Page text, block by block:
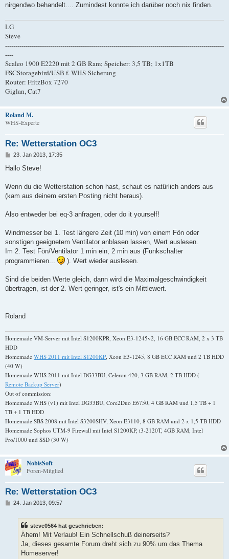
nirgendwo behandelt.... Zumindest konnte ich darüber noch nix finden.
LG
Steve
-----------------------------------------------------------------------------------------------------------
----
Scaleo 1900 E2220 mit 2 GB Ram; Speicher: 3,5 TB; 1x1TB
FSCStoragebird/USB f. WHS-Sicherung
Router: FritzBox 7270
Giglan, Cat7
Roland M.
WHS-Experte
Re: Wetterstation OC3
B
i
t
a
g
23. Jan 2013, 17:35
Hallo Steve!
Wenn du die Wetterstation schon hast, schaut es natürlich anders aus
(kam aus deinem ersten Posting nicht heraus).
Also entweder bei eq-3 anfragen, oder do it yourself!
Windmesser bei 1. Test längere Zeit (10 min) von einem Fön oder
sonstigen geeignetem Ventilator anblasen lassen, Wert auslesen.
Im 2. Test Fön/Ventilator 1 min ein, 2 min aus (Funkschalter
programmieren...
). Wert wieder auslesen.
Sind die beiden Werte gleich, dann wird die Maximalgeschwindigkeit
übertragen, ist der 2. Wert geringer, ist's ein Mittlewert.
Roland
Homemade VM-Server mit Intel S1200KPR, Xeon E3-1245v2, 16 GB ECC RAM, 2 x 3 TB
HDD
Homemade WHS 2011 mit Intel S1200KP , Xeon E3-1245, 8 GB ECC RAM und 2 TB HDD
(40 W)
Homemade WHS 2011 mit Intel DG33BU, Celeron 420, 3 GB RAM, 2 TB HDD (
Remote Backup Server)
Out of commission:
Homemade WHS (v1) mit Intel DG33BU, Core2Duo E6750, 4 GB RAM und 1,5 TB + 1
TB + 1 TB HDD
Homemade SBS 2008 mit Intel S3200SHV, Xeon E3110, 8 GB RAM und 2 x 1,5 TB HDD
Homemade Sophos UTM-9 Firewall mit Intel S1200KP, i3-2120T, 4GB RAM, Intel
Pro/1000 und SSD (30 W)
NobisSoft
Foren-Mitglied
Re: Wetterstation OC3
B24. Jan 2013, 09:57
steve0564 hat geschrieben:
Ähem! Mit Verlaub! Ein Schnellschuß deinerseits?
Ja, dieses gesamte Forum dreht sich zu 90% um das Thema
Homeserver!